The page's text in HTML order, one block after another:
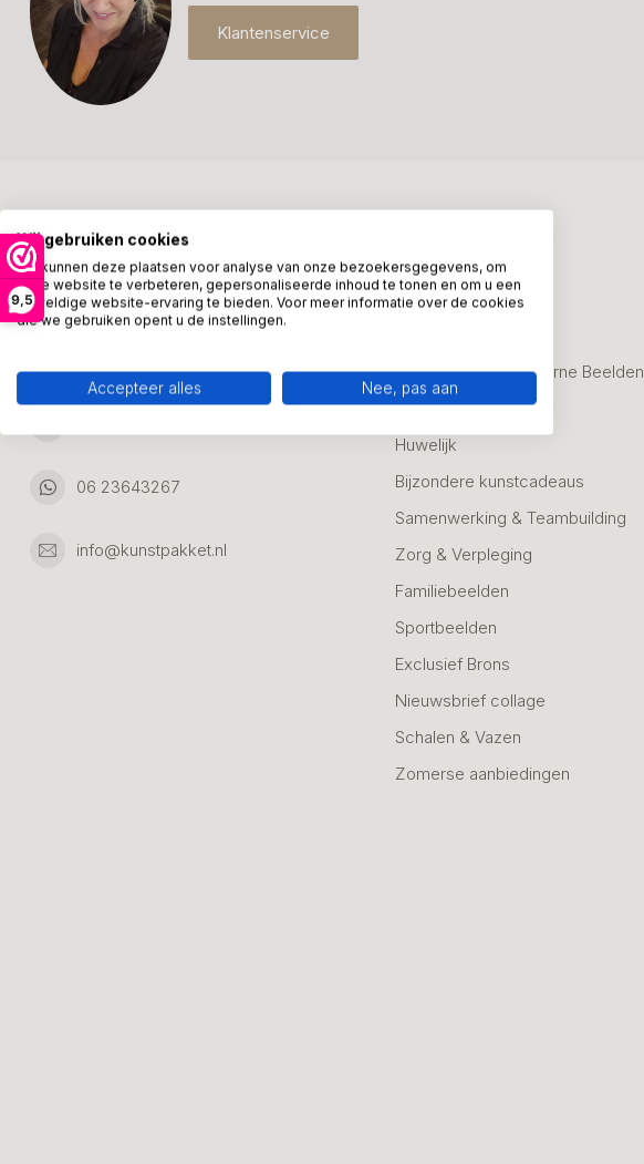
9,5
Klantenservice
Kunstpakket Nederland
Adresgegevens:
Ambachtsweg 46
06 23643267
info@kunstpakket.nl
Zakelijke Cadeaus
Bedanken
Alle Bronzen & Moderne Beelden
Geslaagd
Huwelijk
Bijzondere kunstcadeaus
Samenwerking & Teambuilding
Zorg & Verpleging
Familiebeelden
Sportbeelden
Exclusief Brons
Nieuwsbrief collage
Schalen & Vazen
Zomerse aanbiedingen
Wij gebruiken cookies
We kunnen deze plaatsen voor analyse van onze bezoekersgegevens, om
onze website te verbeteren, gepersonaliseerde inhoud te tonen en om u een
geweldige website-ervaring te bieden. Voor meer informatie over de cookies
die we gebruiken opent u de instellingen.
Accepteer alles Nee, pas aan